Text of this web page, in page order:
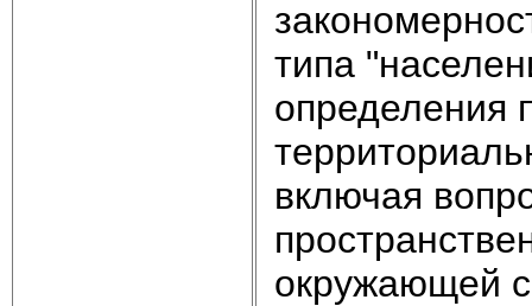
типа
определения
включая
окружающей